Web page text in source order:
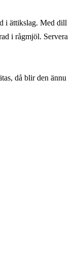
i ättikslag. Med dill
i rågmjöl. Servera
då blir den ännu